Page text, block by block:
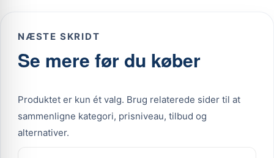
NÆSTE SKRIDT
Se mere før du køber
Produktet er kun ét valg. Brug relaterede sider til at
sammenligne kategori, prisniveau, tilbud og
alternativer.